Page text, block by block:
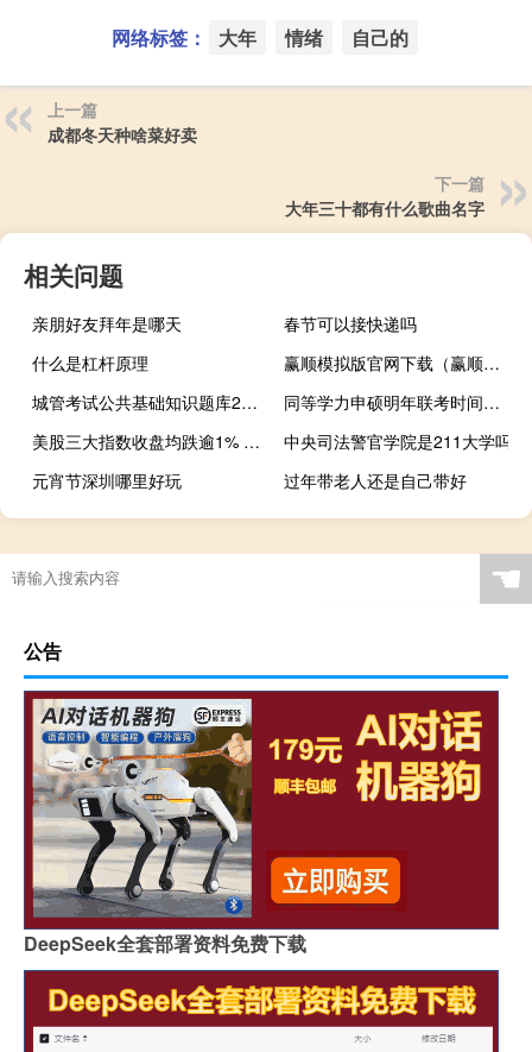
网络标签： 大年 情绪 自己的
上一篇
成都冬天种啥菜好卖
下一篇
大年三十都有什么歌曲名字
相关问题
亲朋好友拜年是哪天
春节可以接快递吗
什么是杠杆原理
赢顺模拟版官网下载（赢顺模拟版）
城管考试公共基础知识题库2020（城管考试公共基础知识）
同等学力申硕明年联考时间在哪能查看
美股三大指数收盘均跌逾1% 越南电动汽车生产商VinFast成为全球市值第五大上市汽车股
中央司法警官学院是211大学吗
元宵节深圳哪里好玩
过年带老人还是自己带好
☚
公告
DeepSeek全套部署资料免费下载